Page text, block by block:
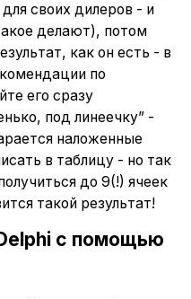
своих дилеров - и
делают), потом
как он есть - в
по
его сразу
под линеечку” -
наложенные
в таблицу - но так
до 9(!) ячеек
такой результат!
c помощью